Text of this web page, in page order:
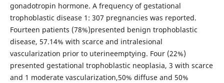
gonadotropin hormone. A frequency of gestational
trophoblastic disease 1: 307 pregnancies was reported.
Fourteen patients (78%)presented benign trophoblastic
disease, 57.14% with scarce and intralesional
vascularization prior to uterineemptying. Four (22%)
presented gestational trophoblastic neoplasia, 3 with scarce
and 1 moderate vascularization,50% diffuse and 50%